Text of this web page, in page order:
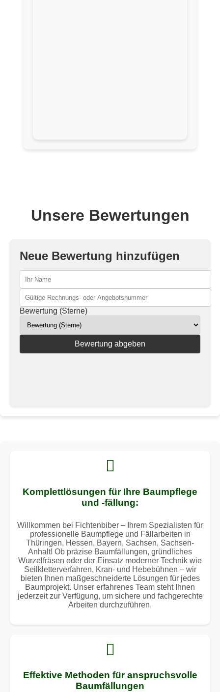
Unsere Bewertungen
Neue Bewertung hinzufügen
Bewertung (Sterne)
Bewertung abgeben
Komplettlösungen für Ihre Baumpflege
und -fällung:
Willkommen bei Fichtenbiber – Ihrem Spezialisten für
professionelle Baumpflege und Fällarbeiten in
Thüringen, Hessen, Bayern, Sachsen, Sachsen-
Anhalt! Ob präzise Baumfällungen, gründliches
Wurzelfräsen oder der Einsatz moderner Technik wie
Seilkletterverfahren, Kran- und Hebebühnen – wir
bieten Ihnen maßgeschneiderte Lösungen für jedes
Baumprojekt. Unser erfahrenes Team steht Ihnen
jederzeit zur Verfügung, um sichere und fachgerechte
Arbeiten durchzuführen.
Effektive Methoden für anspruchsvolle
Baumfällungen